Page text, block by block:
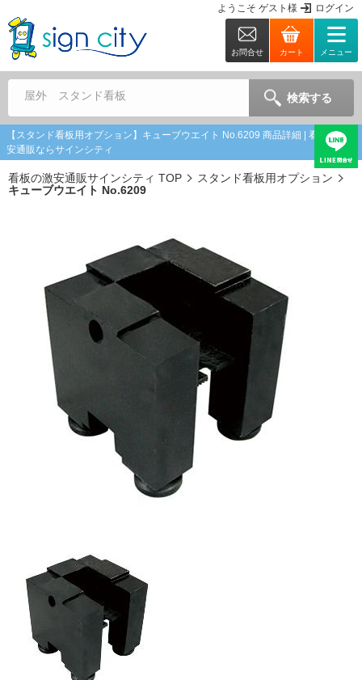
ようこそ ゲスト 様 ログイン
お問合せ カート メニュー
屋外 スタンド看板 検索する
【スタンド看板用オプション】キューブウエイト No.6209 商品詳細 | 看板の激
安通販ならサインシティ
看板の激安通販サインシティ TOP
スタンド看板用オプション
キューブウエイト No.6209